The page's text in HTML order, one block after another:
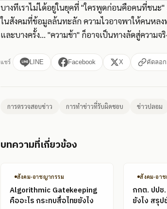
บางทีเราไม่ได้อยู่ในยุคที่ "ใครพูดก่อนคือคนที่ชน
ในสังคมที่ข้อมูลล้นทะลัก ความไวอาจพาให้คนหลง
และบางครั้ง... "ความช้า" ก็อาจเป็นทางลัดสู่ความจริ
แชร์ LINE Facebook X คัดลอก
การตรวจสอบข่าว การทำข่าวที่รับผิดชอบ ข่าวปลอม
บทความที่เกี่ยวข้อง
สังคม-อาชญากรรม
Algorithmic Gatekeeping
คืออะไร กระทบสื่อไทยยังไง
สังคม-อา
กกต. ปปช
ยังไง สรุป